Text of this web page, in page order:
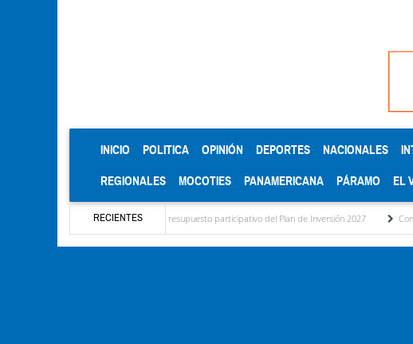
INICIO (CURRENT)
POLITICA OPINIÓN DEPORTES NACIONALES
REGIONALES MOCOTIES PANAMERICANA PÁRAMO EL
RECIENTES
para el diagnóstico del presupuesto participativo del Plan de Inversión 2027 Contaminación y